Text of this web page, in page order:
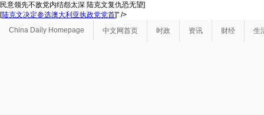
民意领先不敌党内结怨太深 陆克文复仇恐无望]
[陆克文决定参选澳大利亚执政党党首]" />
China Daily Homepage
中文网首页 时政 资讯 财经 生